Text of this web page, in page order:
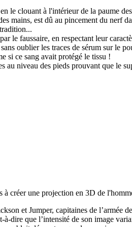
clouant à l'intérieur de la paume
mains, est dû au pincement du nerf
le faussaire, en respectant leur
oublier les traces de sérum sur le
si ce sang avait protégé le tissu !
niveau des pieds prouvant que le
créer une projection en 3D de
et Jumper, capitaines de l’armée
dire que l’intensité de son image